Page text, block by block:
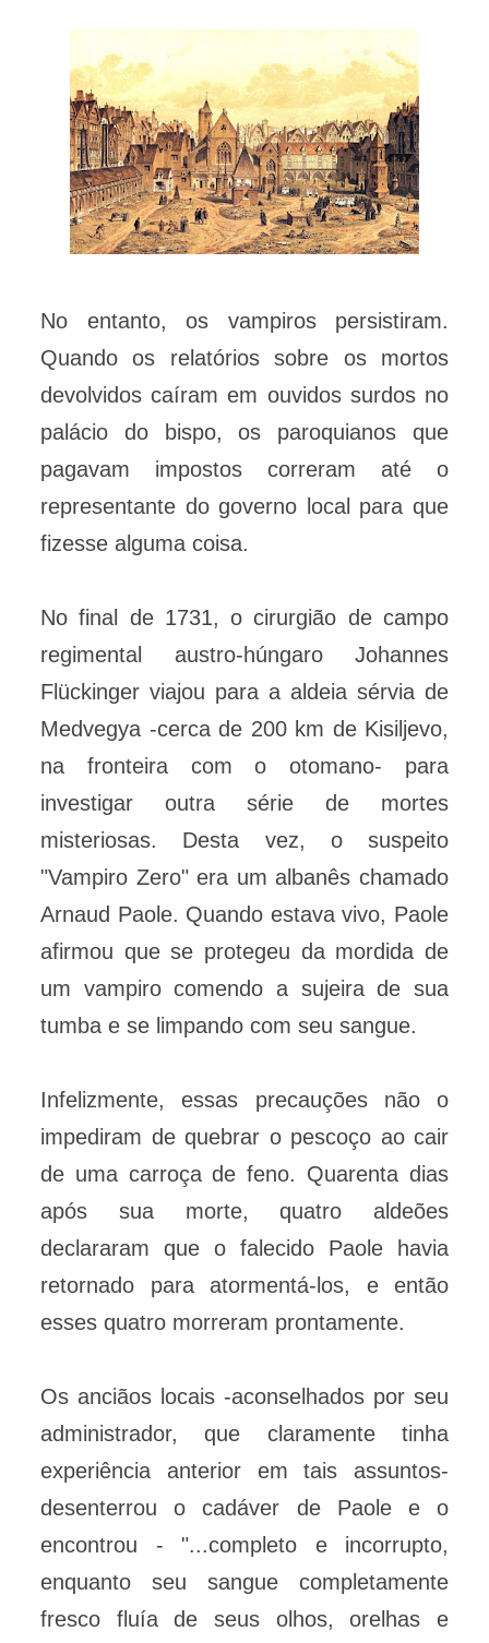
No entanto, os vampiros persistiram.
Quando os relatórios sobre os mortos
devolvidos caíram em ouvidos surdos no
palácio do bispo, os paroquianos que
pagavam impostos correram até o
representante do governo local para que
fizesse alguma coisa.
No final de 1731, o cirurgião de campo
regimental austro-húngaro Johannes
Flückinger viajou para a aldeia sérvia de
Medvegya -cerca de 200 km de Kisiljevo,
na fronteira com o otomano- para
investigar outra série de mortes
misteriosas. Desta vez, o suspeito
"Vampiro Zero" era um albanês chamado
Arnaud Paole. Quando estava vivo, Paole
afirmou que se protegeu da mordida de
um vampiro comendo a sujeira de sua
tumba e se limpando com seu sangue.
Infelizmente, essas precauções não o
impediram de quebrar o pescoço ao cair
de uma carroça de feno. Quarenta dias
após sua morte, quatro aldeões
declararam que o falecido Paole havia
retornado para atormentá-los, e então
esses quatro morreram prontamente.
Os anciãos locais -aconselhados por seu
administrador, que claramente tinha
experiência anterior em tais assuntos-
desenterrou o cadáver de Paole e o
encontrou - "...completo e incorrupto,
enquanto seu sangue completamente
fresco fluía de seus olhos, orelhas e